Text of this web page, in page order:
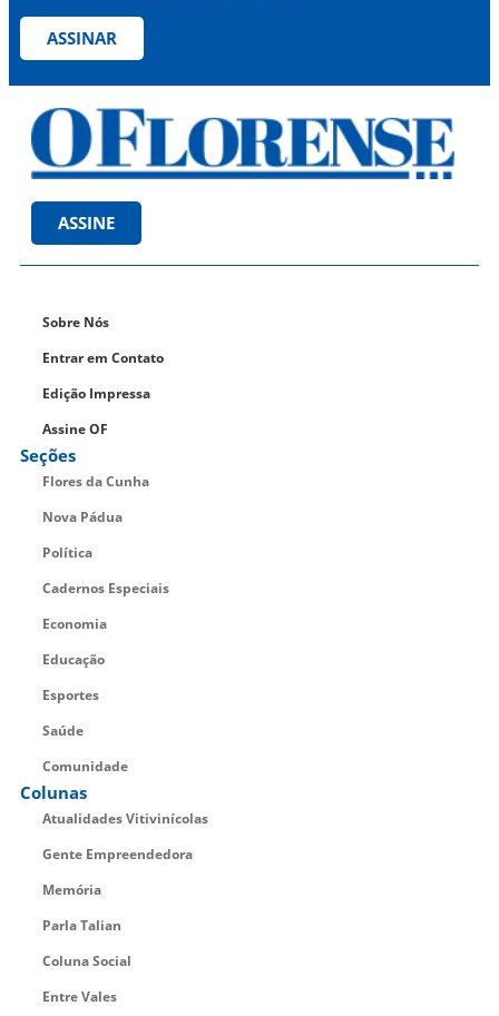
ASSINAR
ASSINE
Sobre Nós
Entrar em Contato
Edição Impressa
Assine OF
Seções
Flores da Cunha
Nova Pádua
Política
Cadernos Especiais
Economia
Educação
Esportes
Saúde
Comunidade
Colunas
Atualidades Vitivinícolas
Gente Empreendedora
Memória
Parla Talian
Coluna Social
Entre Vales